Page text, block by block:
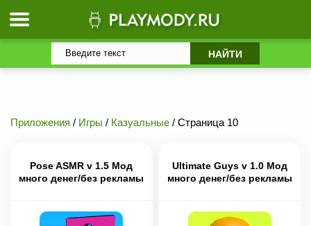
Приложения / Игры / Казуальные / Страница 10
Pose ASMR v 1.5 Мод
много денег/без рекламы
Ultimate Guys v 1.0 Мод
много денег/без рекламы